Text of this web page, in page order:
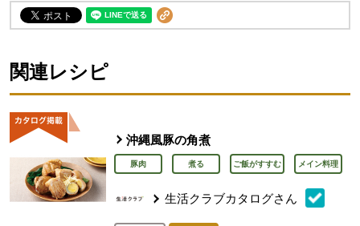
関連レシピ
沖縄風豚の角煮
豚肉 煮る ご飯がすすむ メイン料理
生活クラブカタログさん